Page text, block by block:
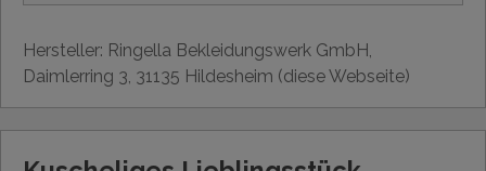
Hersteller: Ringella Bekleidungswerk GmbH,
Daimlerring 3, 31135 Hildesheim (diese Webseite)